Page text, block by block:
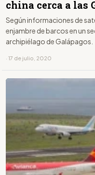
china cerca a las
Según informaciones de
enjambre de barcos en un
archipiélago de Galápagos.
· 17 de julio, 2020